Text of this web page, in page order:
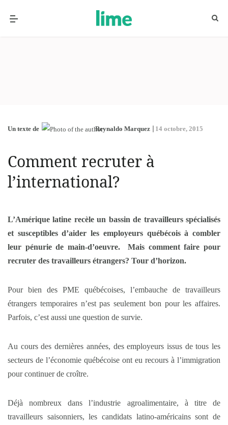
Un texte de Reynaldo Marquez 14 octobre, 2015
Comment recruter à
l’international?
L’Amérique latine recèle un bassin de travailleurs spécialisés
et susceptibles d’aider les employeurs québécois à combler
leur pénurie de main-d’oeuvre. Mais comment faire pour
recruter des travailleurs étrangers? Tour d’horizon.
Pour bien des PME québécoises, l’embauche de travailleurs
étrangers temporaires n’est pas seulement bon pour les affaires.
Parfois, c’est aussi une question de survie.
Au cours des dernières années, des employeurs issus de tous les
secteurs de l’économie québécoise ont eu recours à l’immigration
pour continuer de croître.
Déjà nombreux dans l’industrie agroalimentaire, à titre de
travailleurs saisonniers, les candidats latino-américains sont de